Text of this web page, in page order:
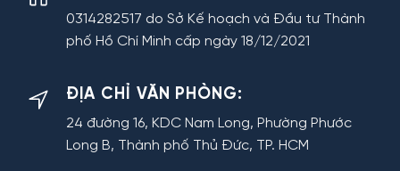
0314282517 do Sở Kế hoạch và Đầu tư Thành
phố Hồ Chí Minh cấp ngày 18/12/2021
ĐỊA CHỈ VĂN PHÒNG:
24 đường 16, KDC Nam Long, Phường Phước
Long B, Thành phố Thủ Đức, TP. HCM